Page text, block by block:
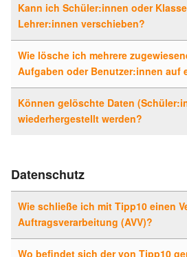
Kann ich Schüler:innen oder
Lehrer:innen verschieben?
Wie lösche ich mehrere
Aufgaben oder Benutzer:innen auf
Können gelöschte Daten
wiederhergestellt werden?
Datenschutz
Wie schließe ich mit Tipp10 einen
Auftragsverarbeitung (AVV)?
Wo befindet sich der von Tipp10